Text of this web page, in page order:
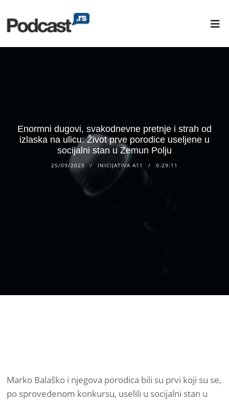
Enormni dugovi, svakodnevne pretnje i strah od
izlaska na ulicu: Život prve porodice useljene u
socijalni stan u Zemun Polju
25/09/2025 INICIJATIVA A11 0:29:11
Marko Balaško i njegova porodica bili su prvi koji su se,
po sprovedenom konkursu, uselili u socijalni stan u